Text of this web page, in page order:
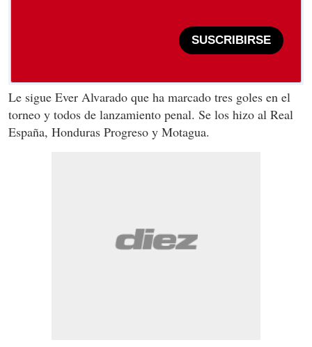
SUSCRIBIRSE
Le sigue Ever Alvarado que ha marcado tres goles en el
torneo y todos de lanzamiento penal. Se los hizo al Real
España, Honduras Progreso y Motagua.